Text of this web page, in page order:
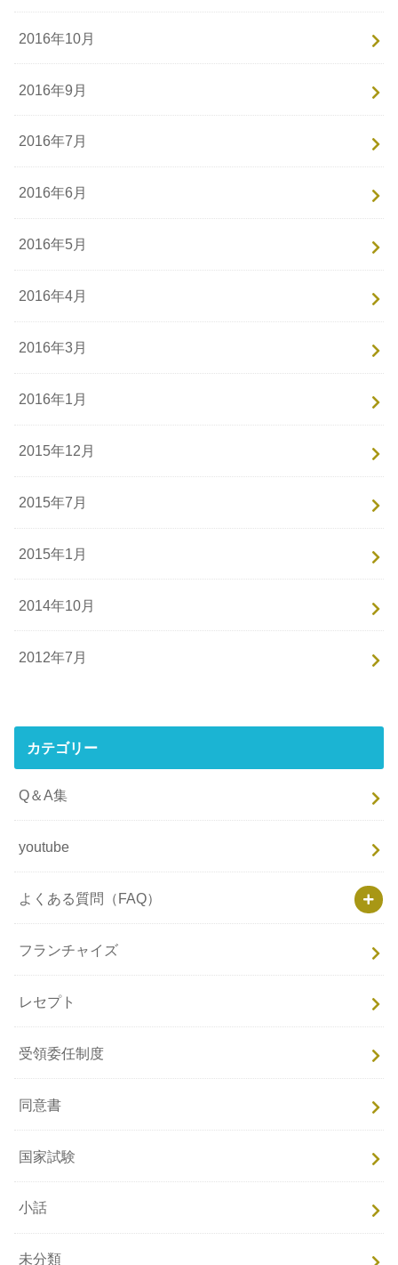
2016年10月
2016年9月
2016年7月
2016年6月
2016年5月
2016年4月
2016年3月
2016年1月
2015年12月
2015年7月
2015年1月
2014年10月
2012年7月
カテゴリー
Q＆A集
youtube
よくある質問（FAQ）
フランチャイズ
レセプト
受領委任制度
同意書
国家試験
小話
未分類